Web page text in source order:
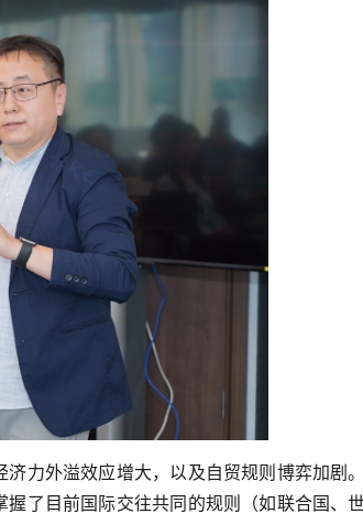
力外溢效应增大，以及自贸规则博弈加剧。
了目前国际交往共同的规则（如联合国、